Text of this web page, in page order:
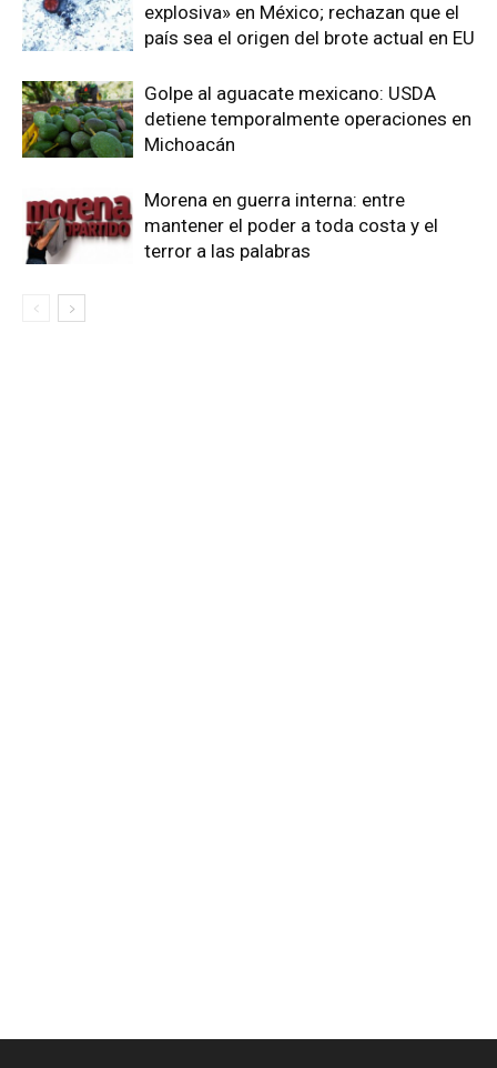
explosiva» en México; rechazan que el
país sea el origen del brote actual en EU
Golpe al aguacate mexicano: USDA
detiene temporalmente operaciones en
Michoacán
Morena en guerra interna: entre
mantener el poder a toda costa y el
terror a las palabras